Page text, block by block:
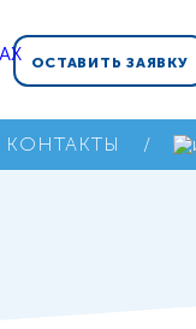
ОСТАВИТЬ ЗАЯВКУ
КОНТАКТЫ /